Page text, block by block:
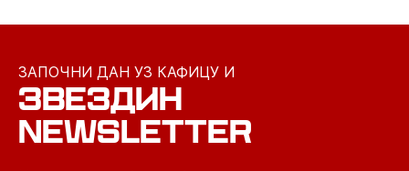
ЗАПОЧНИ ДАН УЗ КАФИЦУ И
ЗВЕЗДИН
NEWSLETTER